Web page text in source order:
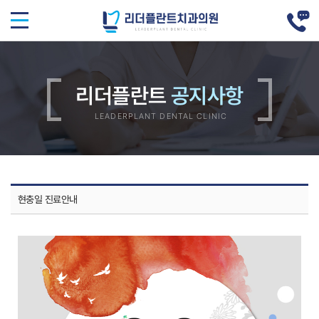
리더플란트